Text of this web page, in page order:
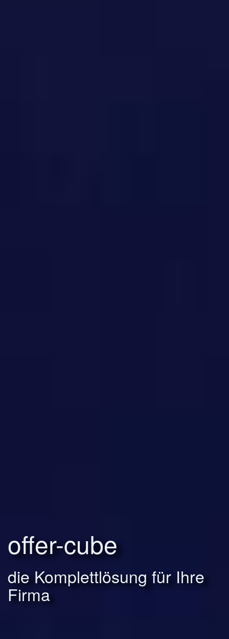
offer-cube
die Komplettlösung für Ihre
Firma